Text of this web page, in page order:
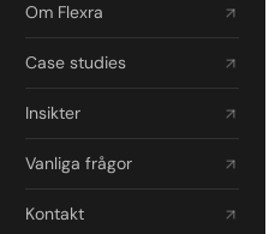
Om Flexra
Case studies
Insikter
Vanliga frågor
Kontakt